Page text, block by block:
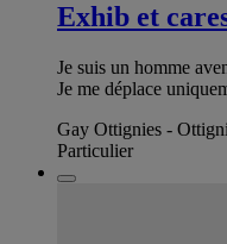
Exhib et
Je suis un homme
Je me déplace
Gay Ottignies -
Particulier